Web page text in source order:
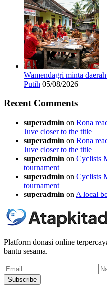
Wamendagri minta
Putih 05/08/2026
Recent Comments
superadmin on Rona
Juve closer to the title
superadmin on Rona
Juve closer to the title
superadmin on Cyclists
tournament
superadmin on Cyclists
tournament
superadmin on A local
Platform donasi online
bantu sesama.
Email
Subscribe